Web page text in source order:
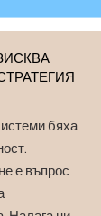
бяха
е въпрос